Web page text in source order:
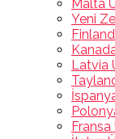
Malta
Yeni
Latvia